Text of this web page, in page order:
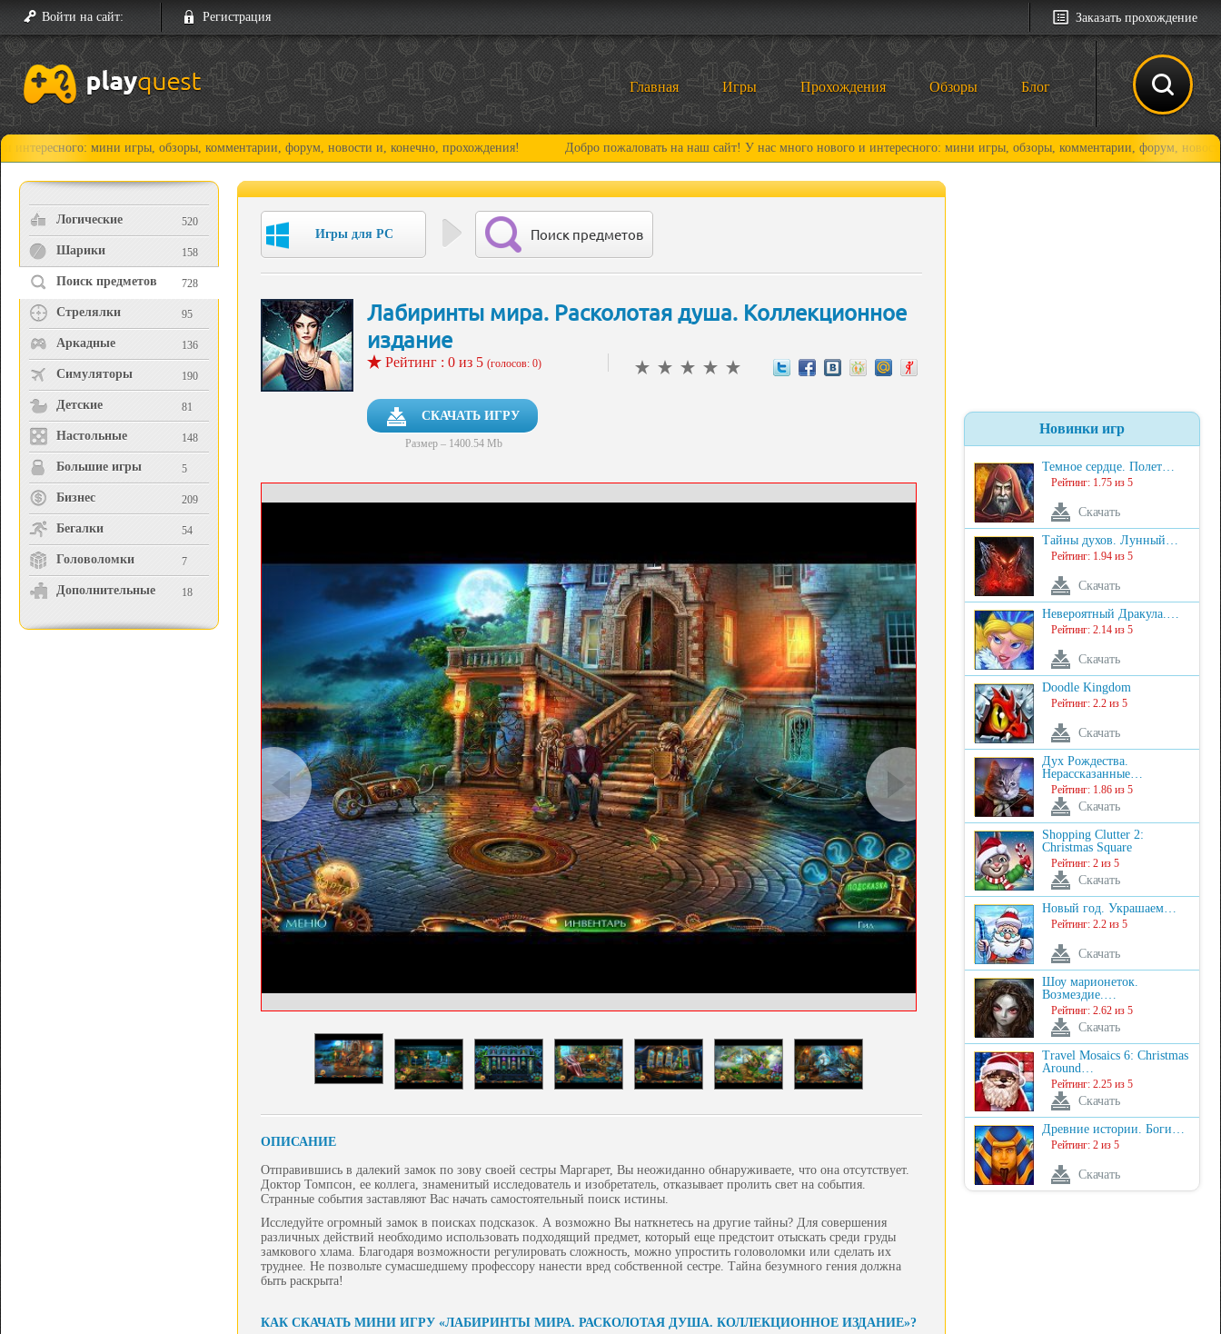
Войти на сайт: Регистрация Заказать прохождение
Главная Игры Прохождения Обзоры Блог
мини игры, обзоры, комментарии, форум, новости и, конечно, прохождения! Добро пожаловать на наш сайт! У нас много нового и интересного: мини игры, обзоры, комментарии, форум, новости и,
Логические 520
Шарики 158
Поиск предметов 728
Стрелялки 95
Аркадные 136
Симуляторы 190
Детские 81
Настольные 148
Большие игры 5
Бизнес 209
Бегалки 54
Головоломки 7
Дополнительные 18
Игры для PC Поиск предметов
Лабиринты мира. Расколотая душа. Коллекционное
издание
Рейтинг : 0 из 5 (голосов: 0)
СКАЧАТЬ ИГРУ
Размер – 1400.54 Mb
ОПИСАНИЕ
Отправившись в далекий замок по зову своей сестры Маргарет, Вы неожиданно обнаруживаете, что она отсутствует.
Доктор Томпсон, ее коллега, знаменитый исследователь и изобретатель, отказывает пролить свет на события.
Странные события заставляют Вас начать самостоятельный поиск истины.
Исследуйте огромный замок в поисках подсказок. А возможно Вы наткнетесь на другие тайны? Для совершения
различных действий необходимо использовать подходящий предмет, который еще предстоит отыскать среди груды
замкового хлама. Благодаря возможности регулировать сложность, можно упростить головоломки или сделать их
труднее. Не позвольте сумасшедшему профессору нанести вред собственной сестре. Тайна безумного гения должна
быть раскрыта!
КАК СКАЧАТЬ МИНИ ИГРУ «ЛАБИРИНТЫ МИРА. РАСКОЛОТАЯ ДУША. КОЛЛЕКЦИОННОЕ ИЗДАНИЕ»?
Новинки игр
Темное сердце. Полет…
Рейтинг: 1.75 из 5
Скачать
Тайны духов. Лунный…
Рейтинг: 1.94 из 5
Скачать
Невероятный Дракула.…
Рейтинг: 2.14 из 5
Скачать
Doodle Kingdom
Рейтинг: 2.2 из 5
Скачать
Дух Рождества.
Нерассказанные…
Рейтинг: 1.86 из 5
Скачать
Shopping Clutter 2:
Christmas Square
Рейтинг: 2 из 5
Скачать
Новый год. Украшаем…
Рейтинг: 2.2 из 5
Скачать
Шоу марионеток.
Возмездие.…
Рейтинг: 2.62 из 5
Скачать
Travel Mosaics 6: Christmas
Around…
Рейтинг: 2.25 из 5
Скачать
Древние истории. Боги…
Рейтинг: 2 из 5
Скачать